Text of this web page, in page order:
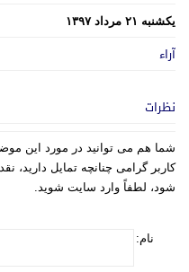
یکشنبه ۲۱ مرداد ۱۳۹۷
آراء
نظرات
شما هم می توانید در مورد این
کاربر گرامی چنانچه تمایل دارید،
شود، لطفاً وارد سایت شوید.
نام: